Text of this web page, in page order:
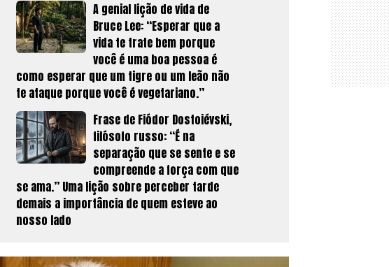
A genial lição de vida de
Bruce Lee: “Esperar que a
vida te trate bem porque
você é uma boa pessoa é
como esperar que um tigre ou um leão não
te ataque porque você é vegetariano.”
Frase de Fiódor Dostoiévski,
filósofo russo: “É na
separação que se sente e se
compreende a força com que
se ama.” Uma lição sobre perceber tarde
demais a importância de quem esteve ao
nosso lado